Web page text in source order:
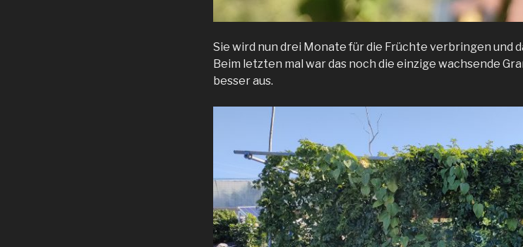
Sie wird nun drei Monate für die Früchte verbringen und
Beim letzten mal war das noch die einzige wachsende
besser aus.